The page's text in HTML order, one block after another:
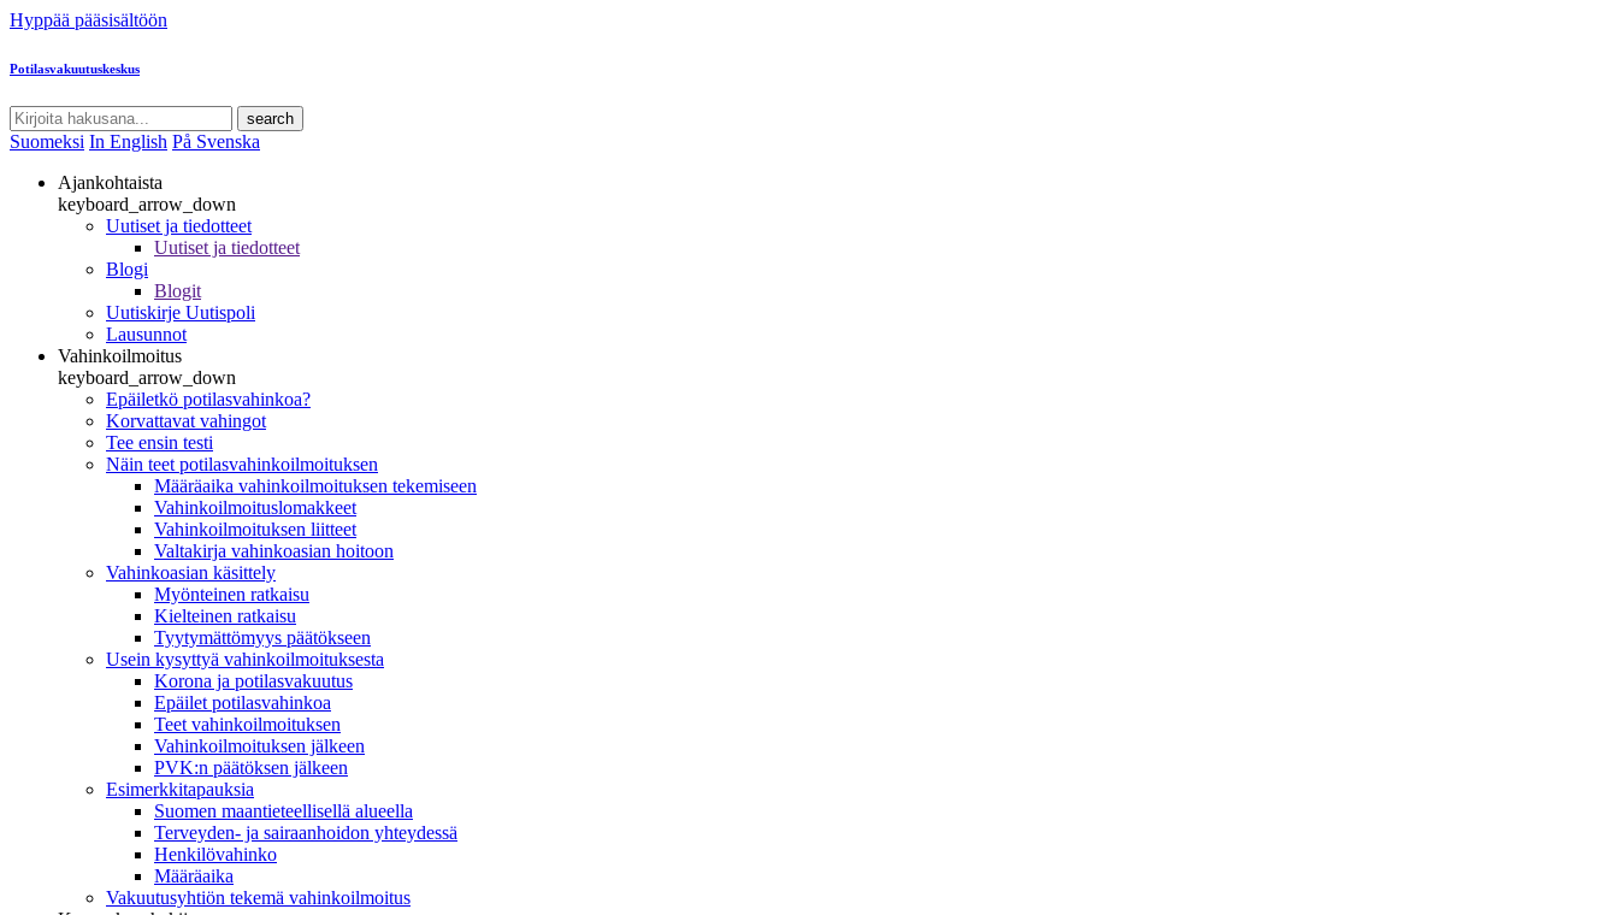
Hyppää pääsisältöön
Potilasvakuutuskeskus
search
Suomeksi In English På Svenska
Ajankohtaista
keyboard_arrow_down
Uutiset ja tiedotteet
Uutiset ja tiedotteet
Blogi
Blogit
Uutiskirje Uutispoli
Lausunnot
Vahinkoilmoitus
keyboard_arrow_down
Epäiletkö potilasvahinkoa?
Korvattavat vahingot
Tee ensin testi
Näin teet potilasvahinkoilmoituksen
Määräaika vahinkoilmoituksen tekemiseen
Vahinkoilmoituslomakkeet
Vahinkoilmoituksen liitteet
Valtakirja vahinkoasian hoitoon
Vahinkoasian käsittely
Myönteinen ratkaisu
Kielteinen ratkaisu
Tyytymättömyys päätökseen
Usein kysyttyä vahinkoilmoituksesta
Korona ja potilasvakuutus
Epäilet potilasvahinkoa
Teet vahinkoilmoituksen
Vahinkoilmoituksen jälkeen
PVK:n päätöksen jälkeen
Esimerkkitapauksia
Suomen maantieteellisellä alueella
Terveyden- ja sairaanhoidon yhteydessä
Henkilövahinko
Määräaika
Vakuutusyhtiön tekemä vahinkoilmoitus